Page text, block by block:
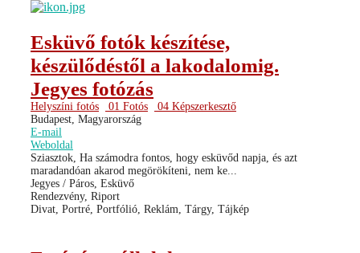
Esküvő fotók készítése,
készülődéstől a lakodalomig.
Jegyes fotózás
Helyszíni fotós 01 Fotós
04 Képszerkesztő
Budapest, Magyarország
E-mail
Weboldal
Sziasztok, Ha számodra fontos, hogy esküvőd napja, és azt
maradandóan akarod megörökíteni, nem ke...
Jegyes / Páros, Esküvő
Rendezvény, Riport
Divat, Portré, Portfólió, Reklám, Tárgy, Tájkép